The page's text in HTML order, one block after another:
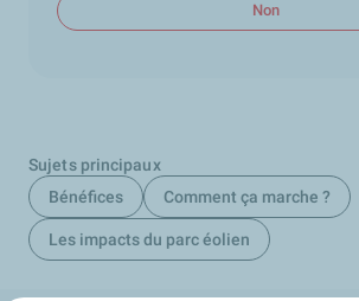
Non
Sujets principaux
Bénéfices
Comment ça marche ?
Les impacts du parc éolien